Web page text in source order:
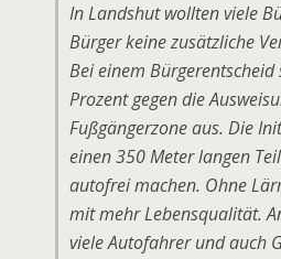
In Landshut wollten viele
Bürger keine zusätzliche
Bei einem
Prozent gegen die
Fußgängerzone aus. Die
einen 350 Meter langen
autofrei machen. Ohne
mit mehr Lebensqualität.
viele Autofahrer und auch